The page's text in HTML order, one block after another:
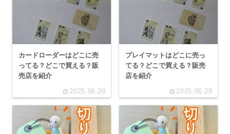
カードローダーはどこに売
ってる？どこで買える？販
売店を紹介
2025.06.29
プレイマットはどこに売っ
てる？どこで買える？販売
店を紹介
2025.06.29